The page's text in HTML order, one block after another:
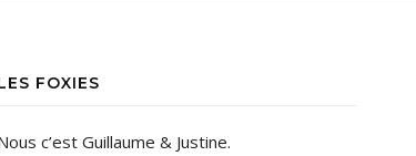
FOXIES
c’est Guillaume & Justine.